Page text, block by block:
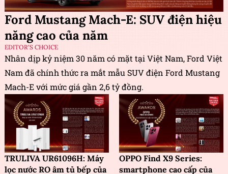
Ford Mustang Mach-E: SUV điện hiệu
năng cao của năm
EDITOR'S CHOICE
Nhân dịp kỷ niệm 30 năm có mặt tại Việt Nam, Ford Việt
Nam đã chính thức ra mắt mẫu SUV điện Ford Mustang
Mach-E với mức giá gần 2,6 tỷ đồng.
TRULIVA UR61096H: Máy
lọc nước RO âm tủ bếp của
OPPO Find X9 Series:
smartphone cao cấp của